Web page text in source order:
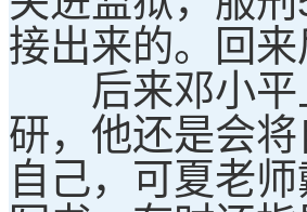
接出来的。回
后来邓小平上
研，他还是会
自己，可夏老